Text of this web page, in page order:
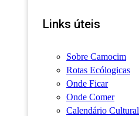
Links úteis
Sobre Camocim
Rotas Ecólogicas
Onde Ficar
Onde Comer
Calendário Cultural